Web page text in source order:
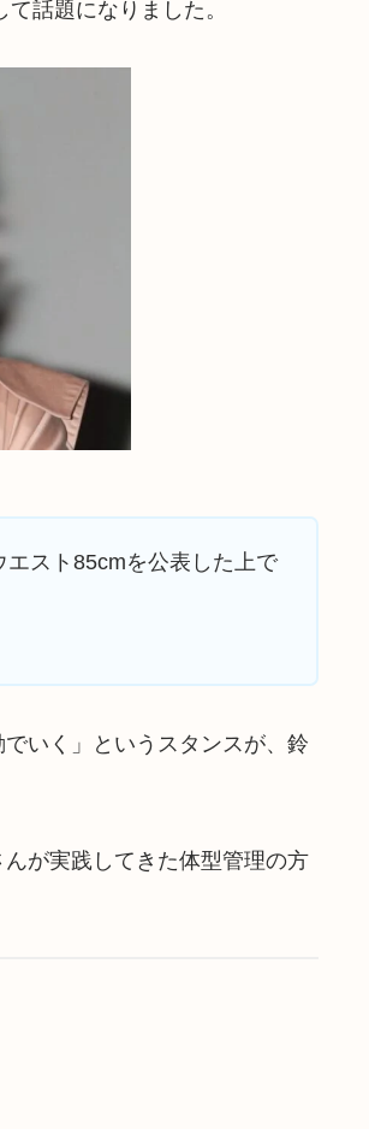
話題になりました。
エスト85cmを公表した上で
いく」というスタンスが、鈴
が実践してきた体型管理の方